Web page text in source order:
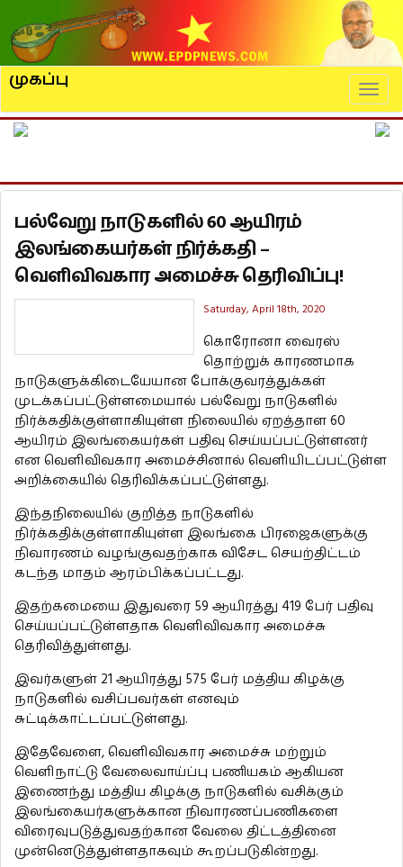
முகப்பு
பல்வேறு நாடுகளில் 60 ஆயிரம்
இலங்கையர்கள் நிர்க்கதி –
வெளிவிவகார அமைச்சு தெரிவிப்பு!
Saturday, April 18th, 2020
கொரோனா வைரஸ்
தொற்றுக் காரணமாக
நாடுகளுக்கிடையேயான போக்குவரத்துக்கள்
முடக்கப்பட்டுள்ளமையால் பல்வேறு நாடுகளில்
நிர்க்கதிக்குள்ளாகியுள்ள நிலையில் ஏறத்தாள 60
ஆயிரம் இலங்கையர்கள் பதிவு செய்யப்பட்டுள்ளனர்
என வெளிவிவகார அமைச்சினால் வெளியிடப்பட்டுள்ள
அறிக்கையில் தெரிவிக்கப்பட்டுள்ளது.
இந்தநிலையில் குறித்த நாடுகளில்
நிர்க்கதிக்குள்ளாகியுள்ள இலங்கை பிரஜைகளுக்கு
நிவாரணம் வழங்குவதற்காக விசேட செயற்திட்டம்
கடந்த மாதம் ஆரம்பிக்கப்பட்டது.
இதற்கமையை இதுவரை 59 ஆயிரத்து 419 பேர் பதிவு
செய்யப்பட்டுள்ளதாக வெளிவிவகார அமைச்சு
தெரிவித்துள்ளது.
இவர்களுள் 21 ஆயிரத்து 575 பேர் மத்திய கிழக்கு
நாடுகளில் வசிப்பவர்கள் எனவும்
சுட்டிக்காட்டப்பட்டுள்ளது.
இதேவேளை, வெளிவிவகார அமைச்சு மற்றும்
வெளிநாட்டு வேலைவாய்ப்பு பணியகம் ஆகியன
இணைந்து மத்திய கிழக்கு நாடுகளில் வசிக்கும்
இலங்கையர்களுக்கான நிவாரணப்பணிகளை
விரைவுபடுத்துவதற்கான வேலை திட்டத்தினை
முன்னெடுத்துள்ளதாகவும் கூறப்படுகின்றது.